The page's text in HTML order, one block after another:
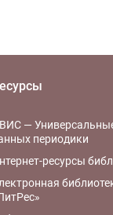
—
периодики
ресурсы